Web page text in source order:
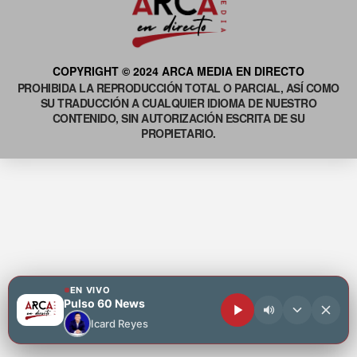
COPYRIGHT © 2024 ARCA MEDIA EN DIRECTO
PROHIBIDA LA REPRODUCCIÓN TOTAL O PARCIAL, ASÍ COMO
SU TRADUCCIÓN A CUALQUIER IDIOMA DE NUESTRO
CONTENIDO, SIN AUTORIZACIÓN ESCRITA DE SU
PROPIETARIO.
EN VIVO
Pulso 60 News
Icard Reyes